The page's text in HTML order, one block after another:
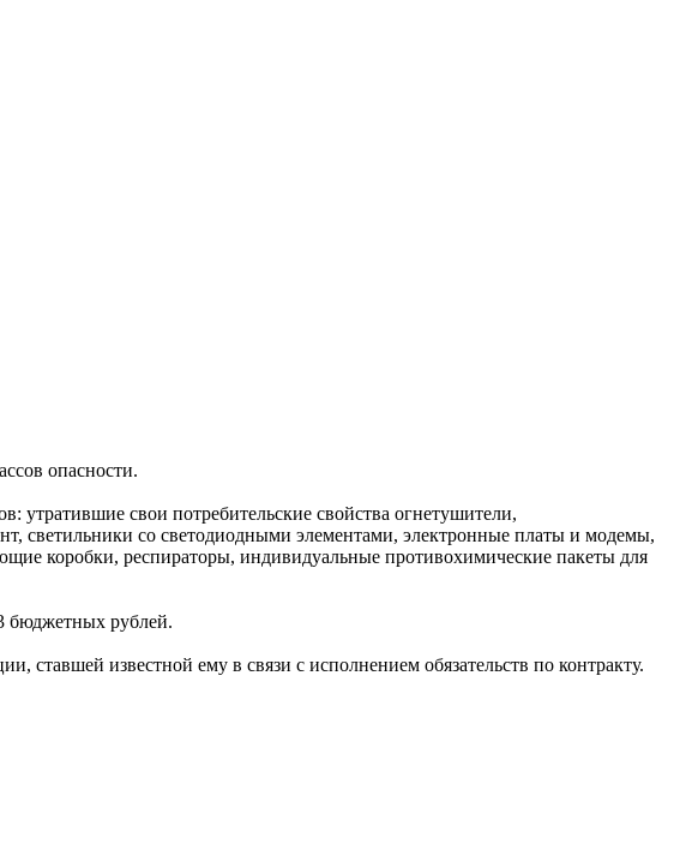
опасности.
свои потребительские свойства огнетушители,
светильники со светодиодными элементами, электронные платы и модемы,
коробки, респираторы, индивидуальные противохимические пакеты для
бюджетных рублей.
известной ему в связи с исполнением обязательств по контракту.